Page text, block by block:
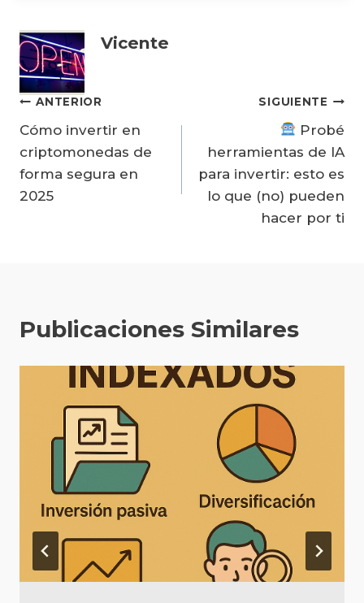
Vicente
Navegación
de
entradas
ANTERIOR
Cómo invertir en
criptomonedas de
forma segura en
2025
SIGUIENTE
Probé
herramientas de IA
para invertir: esto es
lo que (no) pueden
hacer por ti
Publicaciones Similares